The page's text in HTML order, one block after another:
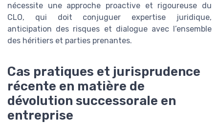
nécessite une approche proactive et rigoureuse du
CLO, qui doit conjuguer expertise juridique,
anticipation des risques et dialogue avec l’ensemble
des héritiers et parties prenantes.
Cas pratiques et jurisprudence
récente en matière de
dévolution successorale en
entreprise